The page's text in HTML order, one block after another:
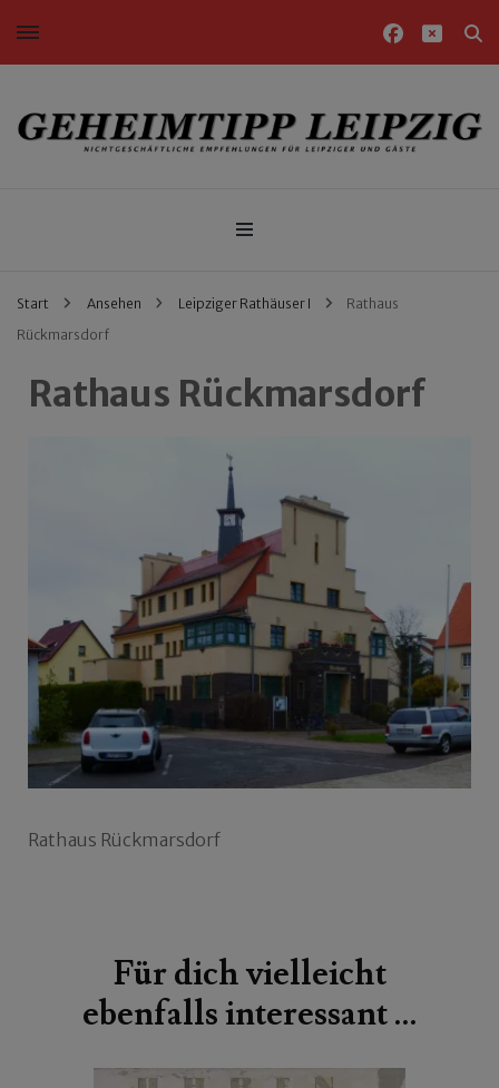
Nichtgeschäftliche Empfehlungen für Leipziger und Gäste
Start Ansehen Leipziger Rathäuser I
Rathaus
Rückmarsdorf
Rathaus Rückmarsdorf
Rathaus Rückmarsdorf
Für dich vielleicht
ebenfalls interessant …